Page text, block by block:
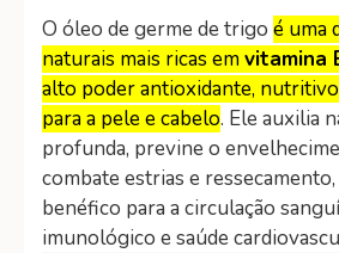
O óleo de germe de trigo é uma
naturais mais ricas emvitamina
alto poder antioxidante,
para a pele e cabelo. Ele auxilia
profunda, previne o
combate estrias e
benéfico para a circulação
imunológico e saúde